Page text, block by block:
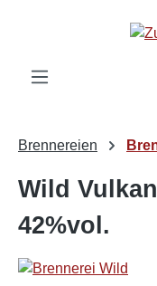
Brennereien
Wild
42%vol.